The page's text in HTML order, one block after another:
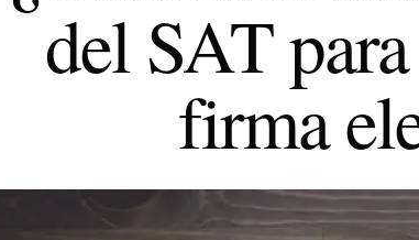
del SAT
firma